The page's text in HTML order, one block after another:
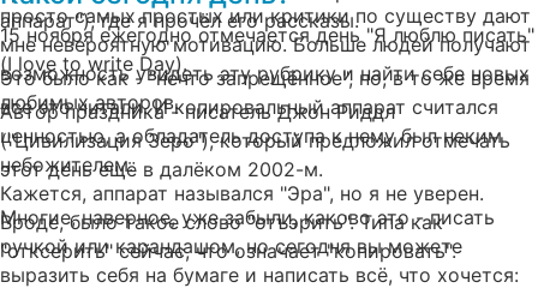
просто самых простых или критики по существу дают
мне невероятную мотивацию. Больше людей получают
возможность увидеть эту рубрику и найти себе новых
любимых авторов.
аппарат"), где я прочёл его рассказы.
Это было как - "нечто запрещённое", но, в то же время
все это читали. И копировальный аппарат считался
ценностью, а обладатель доступа к нему был неким
небожителем.
Кажется, аппарат назывался "Эра", но я не уверен.
Вроде, было такое слово "отъэрить". Типа как
"отксерить" сейчас, что означает "копировать".
15 ноября ежегодно отмечается день "Я люблю писать"
(I love to write Day).
Автор праздника - писатель Джон Риддл
("Цивилизация Зеро"), который предложил отмечать
этот день ещё в далёком 2002-м.
Многие, наверное, уже забыли, каково это - писать
ручкой или карандашом, но сегодня вы можете
выразить себя на бумаге и написать всё, что хочется: